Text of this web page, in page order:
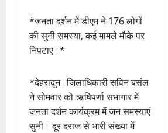
*जनता दर्शन में डीएम ने 176 लोगों
की सुनी समस्या, कई मामले मौके पर
निपटाए।*
*देहरादून।जिलाधिकारी सविन बसंल
ने सोमवार को ऋषिपर्णा सभागार में
जनता दर्शन कार्यक्रम में जन समस्याएं
सुनी। दूर दराज से भारी संख्या में